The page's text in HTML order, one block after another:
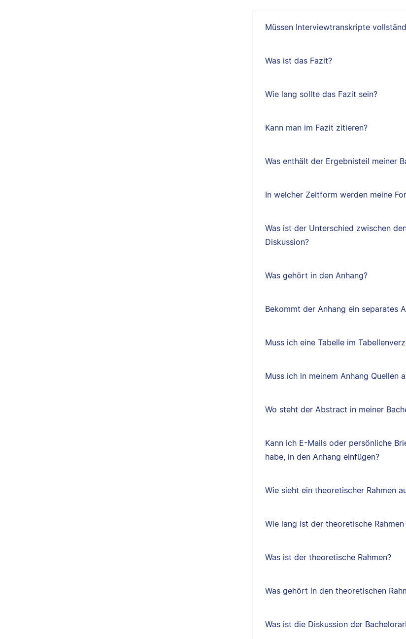
Müssen Interviewtranskripte
Was ist das Fazit?
Wie lang sollte das Fazit sein?
Kann man im Fazit zitieren?
Was enthält der Ergebnisteil meiner
In welcher Zeitform werden meine
Was ist der Unterschied zwischen
Diskussion?
Was gehört in den Anhang?
Bekommt der Anhang ein separates
Muss ich eine Tabelle im
Muss ich in meinem Anhang Quellen
Wo steht der Abstract in meiner
Kann ich E-Mails oder persönliche
habe, in den Anhang einfügen?
Wie sieht ein theoretischer Rahmen
Wie lang ist der theoretische
Was ist der theoretische Rahmen?
Was gehört in den theoretischen
Was ist die Diskussion der